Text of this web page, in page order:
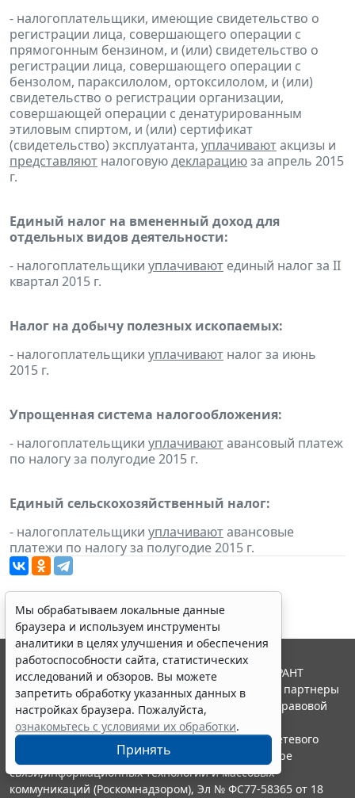
- налогоплательщики, имеющие свидетельство о
регистрации лица, совершающего операции с
прямогонным бензином, и (или) свидетельство о
регистрации лица, совершающего операции с
бензолом, параксилолом, ортоксилолом, и (или)
свидетельство о регистрации организации,
совершающей операции с денатурированным
этиловым спиртом, и (или) сертификат
(свидетельство) эксплуатанта, уплачиваютакцизы и
представляют налоговуюдекларациюза апрель 2015
г.
Единый налог на вмененный доход для
отдельных видов деятельности:
- налогоплательщики уплачивают единый налог за II
квартал 2015 г.
Налог на добычу полезных ископаемых:
- налогоплательщики уплачивают налог за июнь
2015 г.
Упрощенная система налогообложения:
- налогоплательщики уплачиваютавансовый платеж
по налогу за полугодие 2015 г.
Единый сельскохозяйственный налог:
- налогоплательщики уплачиваютавансовые
платежи по налогу за полугодие 2015 г.
Мы обрабатываем локальные данные
браузера и используем инструменты
аналитики в целях улучшения и обеспечения
работоспособности сайта, статистических
исследований и обзоров. Вы можете
запретить обработку указанных данных в
настройках браузера. Пожалуйста,
ознакомьтесь с условиями их обработки.
Принять
© ООО "НПП "ГАРАНТ-СЕРВИС", 2026. Система ГАРАНТ
выпускается с 1990 года. Компания "Гарант" и ее партнеры
являются участниками Российской ассоциации правовой
информации ГАРАНТ.
Портал ГАРАНТ.РУ зарегистрирован в качестве сетевого
издания Федеральной службой по надзору в сфере
связи,информационных технологий и массовых
коммуникаций (Роскомнадзором), Эл № ФС77-58365 от 18